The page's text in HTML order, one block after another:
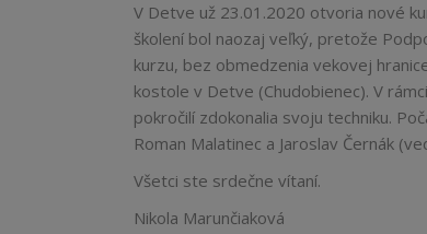
V Detve už 23.01.2020 otvoria nové
školení bol naozaj veľký, pretože
kurzu, bez obmedzenia vekovej
kostole v Detve (Chudobienec). V
pokročilí zdokonalia svoju techniku.
Roman Malatinec a Jaroslav Černák
Všetci ste srdečne vítaní.
Nikola Marunčiaková